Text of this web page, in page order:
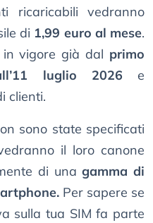
ricaricabili vedranno
di 1,99 euro al mese.
vigore già dal primo
luglio 2026 e
clienti.
sono state specificati
il loro canone
di unagamma di
Per sapere se
sulla tua SIM fa parte